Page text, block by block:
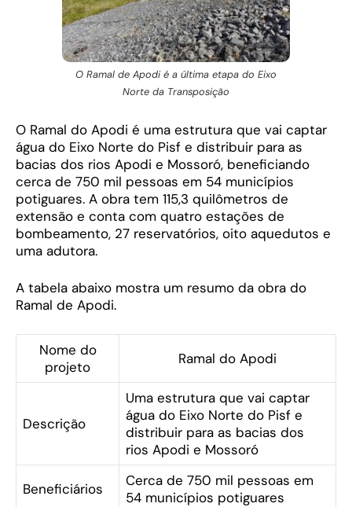
O Ramal de Apodi é a última etapa do Eixo
Norte da Transposição
O Ramal do Apodi é uma estrutura que vai captar
água do Eixo Norte do Pisf e distribuir para as
bacias dos rios Apodi e Mossoró, beneficiando
cerca de 750 mil pessoas em 54 municípios
potiguares. A obra tem 115,3 quilômetros de
extensão e conta com quatro estações de
bombeamento, 27 reservatórios, oito aquedutos e
uma adutora.
A tabela abaixo mostra um resumo da obra do
Ramal de Apodi.
Nome do
projeto
Ramal do Apodi
Descrição
Uma estrutura que vai captar
água do Eixo Norte do Pisf e
distribuir para as bacias dos
rios Apodi e Mossoró
Beneficiários
Cerca de 750 mil pessoas em
54 municípios potiguares